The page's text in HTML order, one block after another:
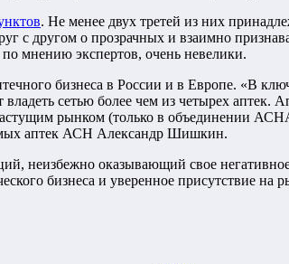
. Не менее двух третей из них
с другом о прозрачных и взаимно
мнению экспертов, очень невелики.
бизнеса в России и в Европе. «В
сетью более чем из четырех аптек.
рынком (только в объединении
аптек АСН Александр Шишкин.
неизбежно оказывающий свое
бизнеса и уверенное присутствие на